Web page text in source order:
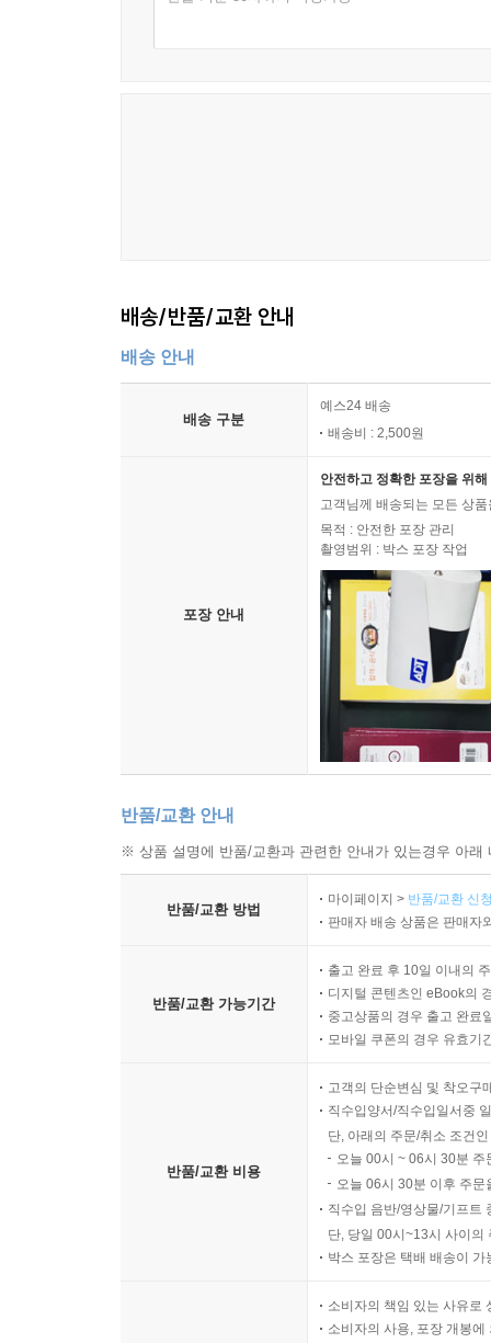
배송/반품/교환 안내
배송 안내
배송 구분
예스24 배송
배송비 : 2,500원
포장 안내
안전하고 정확한 포장을 위
고객님께 배송되는 모든 상
목적 : 안전한 포장 관리
촬영범위 : 박스 포장 작업
반품/교환 안내
※ 상품 설명에 반품/교환과 관련한 안내가 있는경우 아
반품/교환 방법
마이페이지 > 반품/교환 신
판매자 배송 상품은 판매자
반품/교환 가능기간
출고 완료 후 10일 이내의
디지털 콘텐츠인 eBook의
중고상품의 경우 출고 완료
모바일 쿠폰의 경우 유효기
반품/교환 비용
고객의 단순변심 및 착오구
직수입양서/직수입일서중
단, 아래의 주문/취소 조건
오늘 00시 ~ 06시 30분
오늘 06시 30분 이후 주
직수입 음반/영상물/기프트
단, 당일 00시~13시 사이의
박스 포장은 택배 배송이
소비자의 책임 있는 사유로
소비자의 사용, 포장 개봉